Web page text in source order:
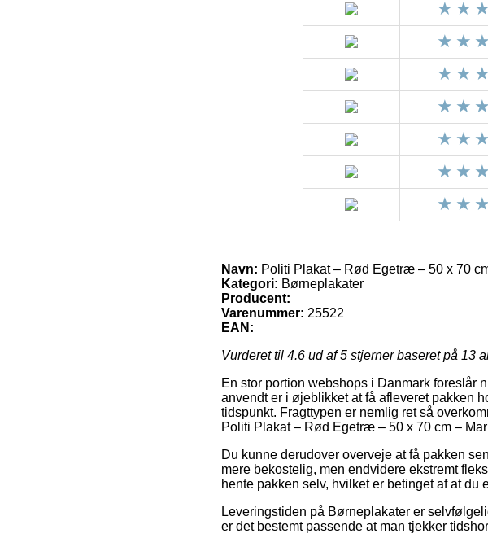
Navn: Politi Plakat – Rød Egetræ – 50 x 70
Kategori: Børneplakater
Producent:
Varenummer: 25522
EAN:
Vurderet til 4.6 ud af 5 stjerner baseret på 13
En stor portion webshops i Danmark foreslår
anvendt er i øjeblikket at få afleveret pakken
tidspunkt. Fragttypen er nemlig ret så
Politi Plakat – Rød Egetræ – 50 x 70 cm –
Du kunne derudover overveje at få pakken
mere bekostelig, men endvidere ekstremt
hente pakken selv, hvilket er betinget af at
Leveringstiden på Børneplakater er
er det bestemt passende at man tjekker